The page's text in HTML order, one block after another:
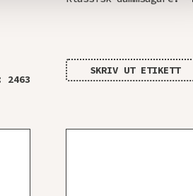
SKRIV UT ETIKETT